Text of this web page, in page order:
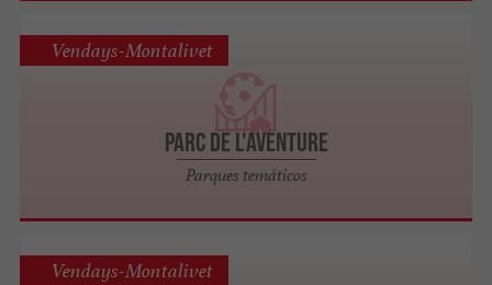
Parc de l'Aventure
Parques temáticos
Vendays-Montalivet
Vendays-Montalivet